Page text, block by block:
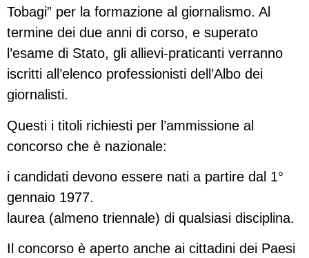
Tobagi” per la formazione al giornalismo. Al
termine dei due anni di corso, e superato
l’esame di Stato, gli allievi-praticanti verranno
iscritti all’elenco professionisti dell’Albo dei
giornalisti.
Questi i titoli richiesti per l’ammissione al
concorso che è nazionale:
i candidati devono essere nati a partire dal 1°
gennaio 1977.
laurea (almeno triennale) di qualsiasi disciplina.
Il concorso è aperto anche ai cittadini dei Paesi